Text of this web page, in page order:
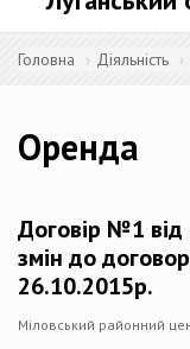
Головна Діяльність
Оренда
Договір №1
змін до
26.10.2015р.
Міловський районний